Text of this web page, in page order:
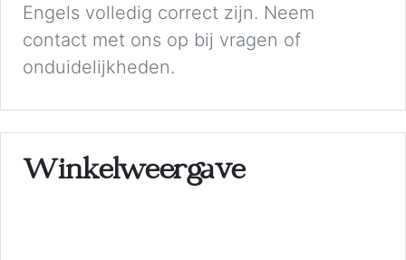
Engels volledig correct zijn. Neem
contact met ons op bij vragen of
onduidelijkheden.
Winkelweergave